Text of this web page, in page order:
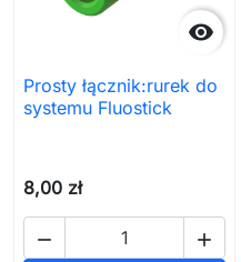

Prosty łącznik:rurek do
systemu Fluostick
8,00 zł
 